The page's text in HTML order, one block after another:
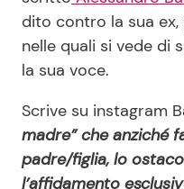
dito contro la sua
nelle quali si vede di
la sua voce.
Scrive su instagram
madre” che anziché
padre/figlia, lo
l’affidamento